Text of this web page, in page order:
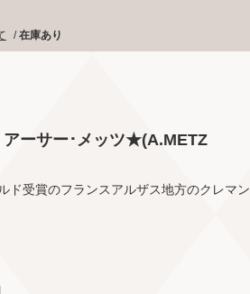
/在庫あり
アーサー･メッツ★(A.METZ
ド受賞のフランスアルザス地方のクレマン